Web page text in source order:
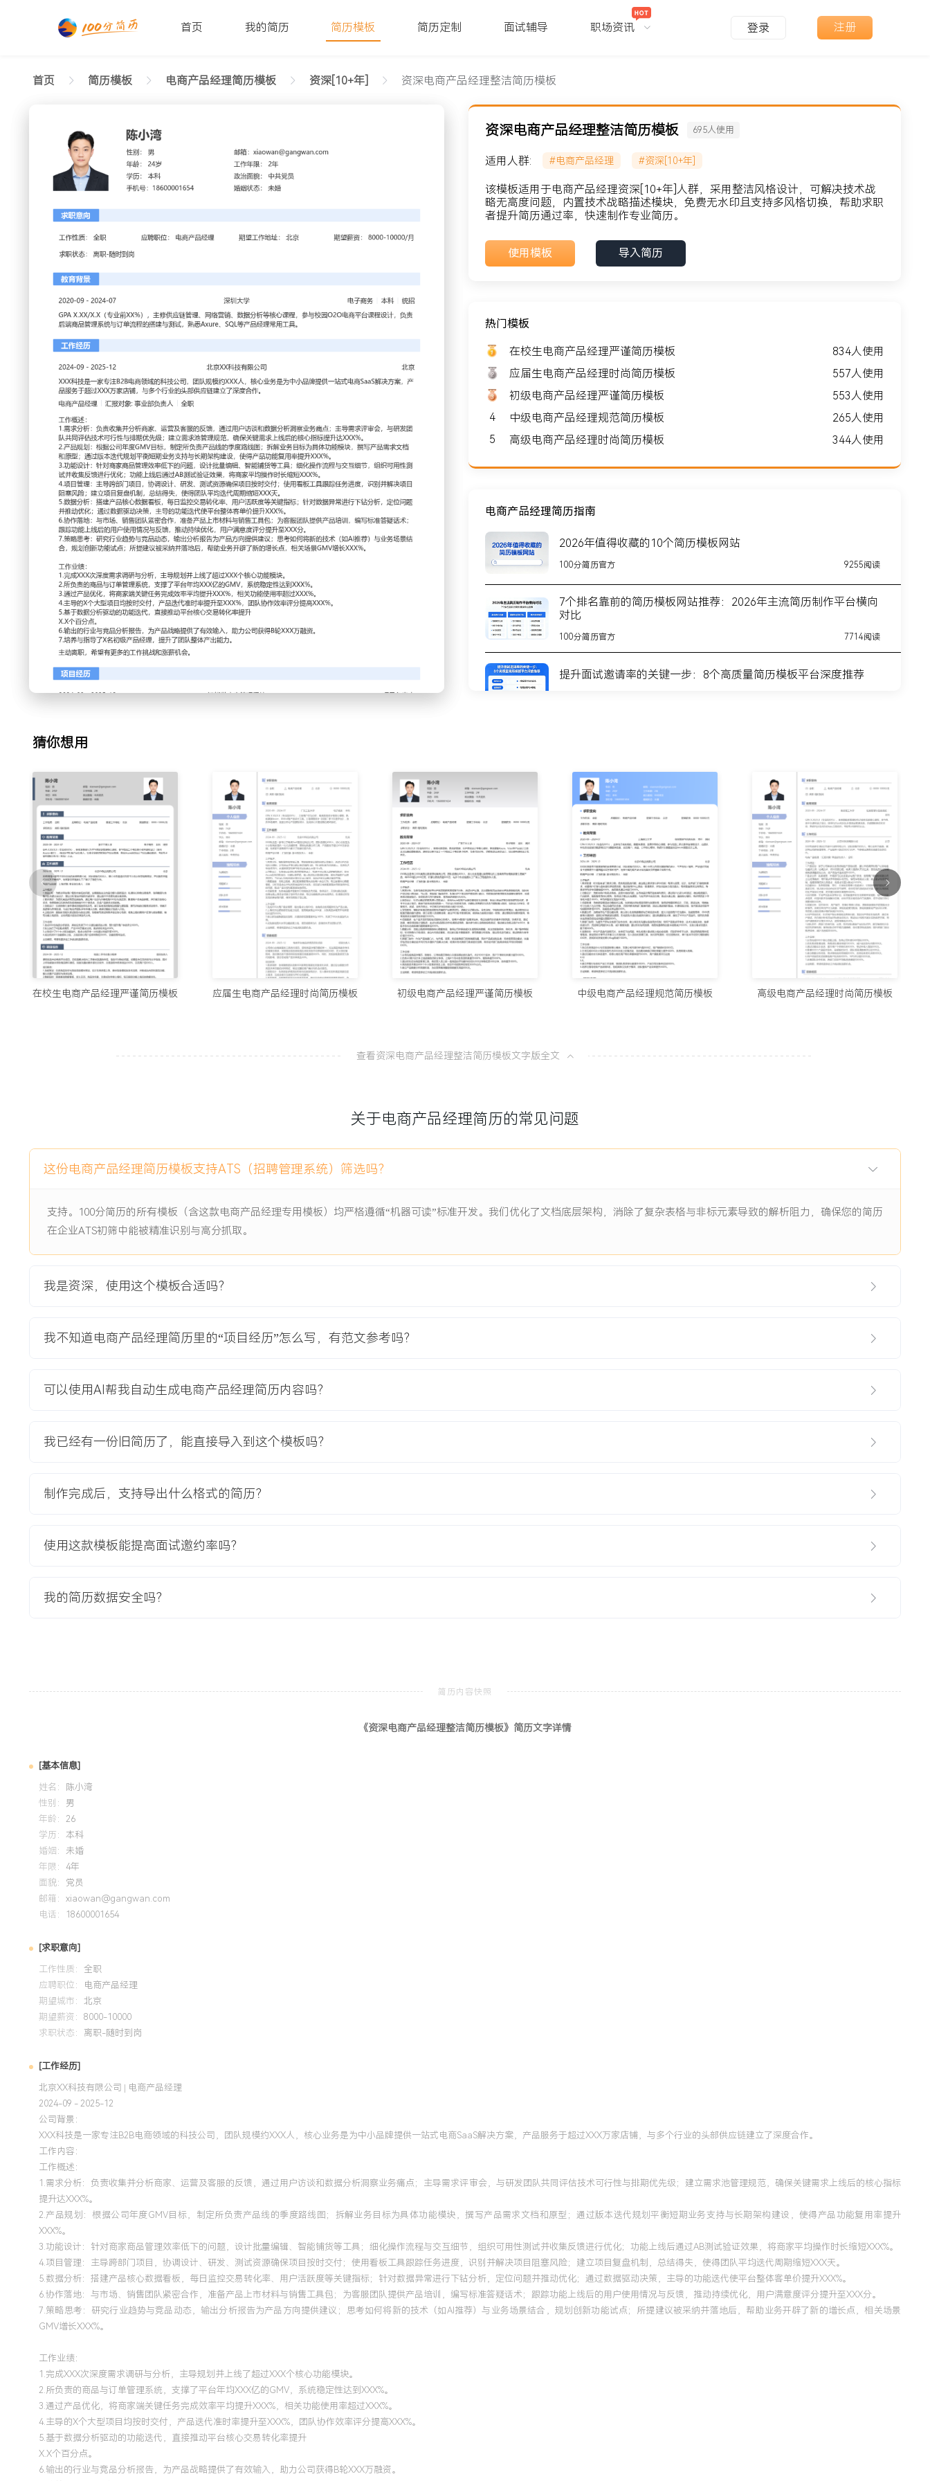
首页 我的简历 简历模板 简历定制 面试辅导 职场资讯 登录 注册
首页 简历模板 电商产品经理简历模板 资深[10+年] 资深电商产品经理整洁简历模板
返回样式图
正在查看资深电商产品经理整洁简历模板文字版
陈小湾
求职意向
求职状态: 离职-随时到岗
工作经历
2024-09
XXX科技是一家专注B2B电商领域的科技公司，团队规模约XXX人，核心业务是为中小品
牌提供一站式电商SaaS解决方案，产品服务于超过XXX万家店铺，与多个行业的头部供应
链建立了深度合作。
电商产品经理汇报对象：部门总监
工作概述：
1.需求分析：负责收集并分析商家、运营及客服的反馈，通过用户访谈和数据分析洞察业
务痛点；主导需求评审会，与研发团队共同评估技术可行性与排期优先级；建立需求池管
理规范，确保关键需求上线后的核心指标提升达XXX%。
2.产品规划：根据公司年度GMV目标，制定所负责产品线的季度路线图；拆解业务目标为
具体功能模块，撰写产品需求文档和原型；通过版本迭代规划平衡短期业务支持与长期架
构建设，使得产品功能复用率提升XXX%。
3.功能设计：针对商家商品管理效率低下的问题，设计批量编辑、智能铺货等工具；细化
操作流程与交互细节，组织可用性测试并收集反馈进行优化；功能上线后通过AB测试验证
效果，将商家平均操作时长缩短XXX%。
平均迭代周期缩短XXX天。
对数据异常进行下钻分析，定位问题并推动优化；通过数据驱动决策，主导的功能迭代使
平台整体客单价提升XXX%。
6.协作落地：与市场、销售团队紧密合作，准备产品上市材料与销售工具包；为客服团队
提供产品培训，编写标准答疑话术；跟踪功能上线后的用户使用情况与反馈，推动持续优
化，用户满意度评分提升至XXX分。
7.策略思考：研究行业趋势与竞品动态，输出分析报告为产品方向提供建议；思考如何将
新的技术（如AI推荐）与业务场景结合，规划创新功能试点；所提建议被采纳并落地后，
帮助业务开辟了新的增长点，相关场景GMV增长XXX%。
工作业绩：
1.完成XXX次深度需求调研与分析，主导规划并上线了超过XXX个核心功能模块。
2.所负责的商品与订单管理系统，支撑了平台年均XXX亿的GMV，系统稳定性达到
XXX%。
主动离职，希望有更多的工作挑战和涨薪机会。
项目经历
依赖大量人工操作，平均处理时长超过XXX小时，信息同步不及时导致缺货与超卖频发，
项目职责：
品信息同步机制。
2.协调UI/UX设计师完成前后台系统的交互与视觉设计，确保操作体验符合各自角色习惯。
4.管理项目开发周期，与研发经理协作制定冲刺计划，并每日同步进度与风险。
5.设计系统数据埋点与监控指标，为上线后的效果评估与优化提供依据。
1.系统上线后，供应商平均入驻审核时长从XXX小时缩短至X小时，效率提升XXX%。
4.项目获得内部优秀项目奖，并成为公司对外展示供应链能力的标杆案例。
教育背景
落地运营的全链路，擅长通过产品手段解决商业效率问题，主导的产品累计服务商家超
XXX万，支撑GMV超XXX亿。产品规划：具备从零到一搭建产品体系与主导重大迭代的能
力，曾规划并落地智能供应链系统，将核心流程效率提升XXX%，直接降低运营成本
XXX%。数据分析：坚持数据驱动决策，通过搭建数据监控体系与深度归因分析，主导的
优化项目平均提升核心转化率X%以上。协作落地：出色的跨部门推动力，能够协同技术、
设计、业务多方资源，确保复杂项目高质量交付，所负责项目按时上线率超XXX%。个人
特质：逻辑清晰，对业务有强烈的好奇心和ownership，能持续跟踪行业动态并思考产品
创新，适应快速变化的电商环境。
2024-09
系统学习了项目管理知识体系，将项目启动、规划、执行、监控、收尾的五步流程法应用
于多个产品迭代与跨部门项目中，通过规范的需求管理、风险识别与干系人沟通，使得负
责项目的需求变更率降低XXX%，团队交付准时率提升至XXX%。
资深电商产品经理整洁简历模板 695人使用
适用人群: #电商产品经理 #资深[10+年]
该模板适用于电商产品经理资深[10+年]人群，采用整洁风格设计，可解决技术战
略无高度问题，内置技术战略描述模块，免费无水印且支持多风格切换，帮助求职
者提升简历通过率，快速制作专业简历。
使用模板 导入简历
热门模板
在校生电商产品经理严谨简历模板
834人使用
应届生电商产品经理时尚简历模板
557人使用
初级电商产品经理严谨简历模板
553人使用
4
中级电商产品经理规范简历模板
265人使用
5
高级电商产品经理时尚简历模板 344人使用
电商产品经理简历指南
2026年值得收藏的10个简历模板网站
100分简历官方 9255阅读
7个排名靠前的简历模板网站推荐：2026年主流简历制作平台横向
对比
100分简历官方 7714阅读
提升面试邀请率的关键一步：8个高质量简历模板平台深度推荐
不会写简历？这8个高质量简历模板网站，帮你轻松迈出求职第一
100分简历官方
你的简历为什么总是被筛掉？试试这6个在线简历制作网站
100分简历官方 7354阅读
10个值得试用的制作简历网站与在线简历工具推荐（2026）
100分简历官方 5678阅读
8款AI简历生成工具实测：从智能制作到优化，国内外精选推荐
一份让HR眼前一亮的简历：8个值得收藏的简历制作网站
100分简历官方 9484阅读
猜你想用
在校生电商产品经理严谨简历模板 应届生电商产品经理时尚简历模板 初级电商产品经理严谨简历模板 中级电商产品经理规范简历模板 高级电商产品经理时尚简历模板
查看资深电商产品经理整洁简历模板文字版全文
关于电商产品经理简历的常见问题
这份电商产品经理简历模板支持ATS（招聘管理系统）筛选吗？
支持。100分简历的所有模板（含这款电商产品经理专用模板）均严格遵循“机器可读”标准开发。我们优化了文档底层架构，消除了复杂表格与非标元素导致的解析阻力，确保您的简历
在企业ATS初筛中能被精准识别与高分抓取。
我是资深，使用这个模板合适吗？
我不知道电商产品经理简历里的“项目经历”怎么写，有范文参考吗？
可以使用AI帮我自动生成电商产品经理简历内容吗？
我已经有一份旧简历了，能直接导入到这个模板吗？
制作完成后，支持导出什么格式的简历？
使用这款模板能提高面试邀约率吗？
我的简历数据安全吗？
《资深电商产品经理整洁简历模板》简历文字详情
[基本信息]
姓名：
陈小湾
性别： 男
年龄： 26
学历： 本科
婚姻： 未婚
年限： 4年
面貌： 党员
邮箱： xiaowan@gangwan.com
电话：
18600001654
[求职意向]
工作性质： 全职
应聘职位：
电商产品经理
期望城市： 北京
期望薪资： 8000-10000
求职状态： 离职-随时到岗
[工作经历]
北京XX科技有限公司 | 电商产品经理
2024-09 - 2025-12
公司背景：
XXX科技是一家专注B2B电商领域的科技公司，团队规模约XXX人，核心业务是为中小品牌提供一站式电商SaaS解决方案，产品服务于超过XXX万家店铺，与多个行业的头部供应链建立了深度合作。
工作内容：
工作概述：
1.需求分析：负责收集并分析商家、运营及客服的反馈，通过用户访谈和数据分析洞察业务痛点；主导需求评审会，与研发团队共同评估技术可行性与排期优先级；建立需求池管理规范，确保关键需求上线后的核心指标
提升达XXX%。
2.产品规划：根据公司年度GMV目标，制定所负责产品线的季度路线图；拆解业务目标为具体功能模块，撰写产品需求文档和原型；通过版本迭代规划平衡短期业务支持与长期架构建设，使得产品功能复用率提升
XXX%。
3.功能设计：针对商家商品管理效率低下的问题，设计批量编辑、智能铺货等工具；细化操作流程与交互细节，组织可用性测试并收集反馈进行优化；功能上线后通过AB测试验证效果，将商家平均操作时长缩短XXX%。
4.项目管理：主导跨部门项目，协调设计、研发、测试资源确保项目按时交付；使用看板工具跟踪任务进度，识别并解决项目阻塞风险；建立项目复盘机制，总结得失，使得团队平均迭代周期缩短XXX天。
5.数据分析：搭建产品核心数据看板，每日监控交易转化率、用户活跃度等关键指标；针对数据异常进行下钻分析，定位问题并推动优化；通过数据驱动决策，主导的功能迭代使平台整体客单价提升XXX%。
6.协作落地：与市场、销售团队紧密合作，准备产品上市材料与销售工具包；为客服团队提供产品培训，编写标准答疑话术；跟踪功能上线后的用户使用情况与反馈，推动持续优化，用户满意度评分提升至XXX分。
7.策略思考：研究行业趋势与竞品动态，输出分析报告为产品方向提供建议；思考如何将新的技术（如AI推荐）与业务场景结合，规划创新功能试点；所提建议被采纳并落地后，帮助业务开辟了新的增长点，相关场景
GMV增长XXX%。
工作业绩：
1.完成XXX次深度需求调研与分析，主导规划并上线了超过XXX个核心功能模块。
2.所负责的商品与订单管理系统，支撑了平台年均XXX亿的GMV，系统稳定性达到XXX%。
3.通过产品优化，将商家端关键任务完成效率平均提升XXX%，相关功能使用率超过XXX%。
4.主导的X个大型项目均按时交付，产品迭代准时率提升至XXX%，团队协作效率评分提高XXX%。
5.基于数据分析驱动的功能迭代，直接推动平台核心交易转化率提升
X.X个百分点。
6.输出的行业与竞品分析报告，为产品战略提供了有效输入，助力公司获得B轮XXX万融资。